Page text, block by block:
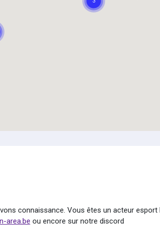
connaissance. Vous êtes un acteur esport
area.be ou encore sur notre discord